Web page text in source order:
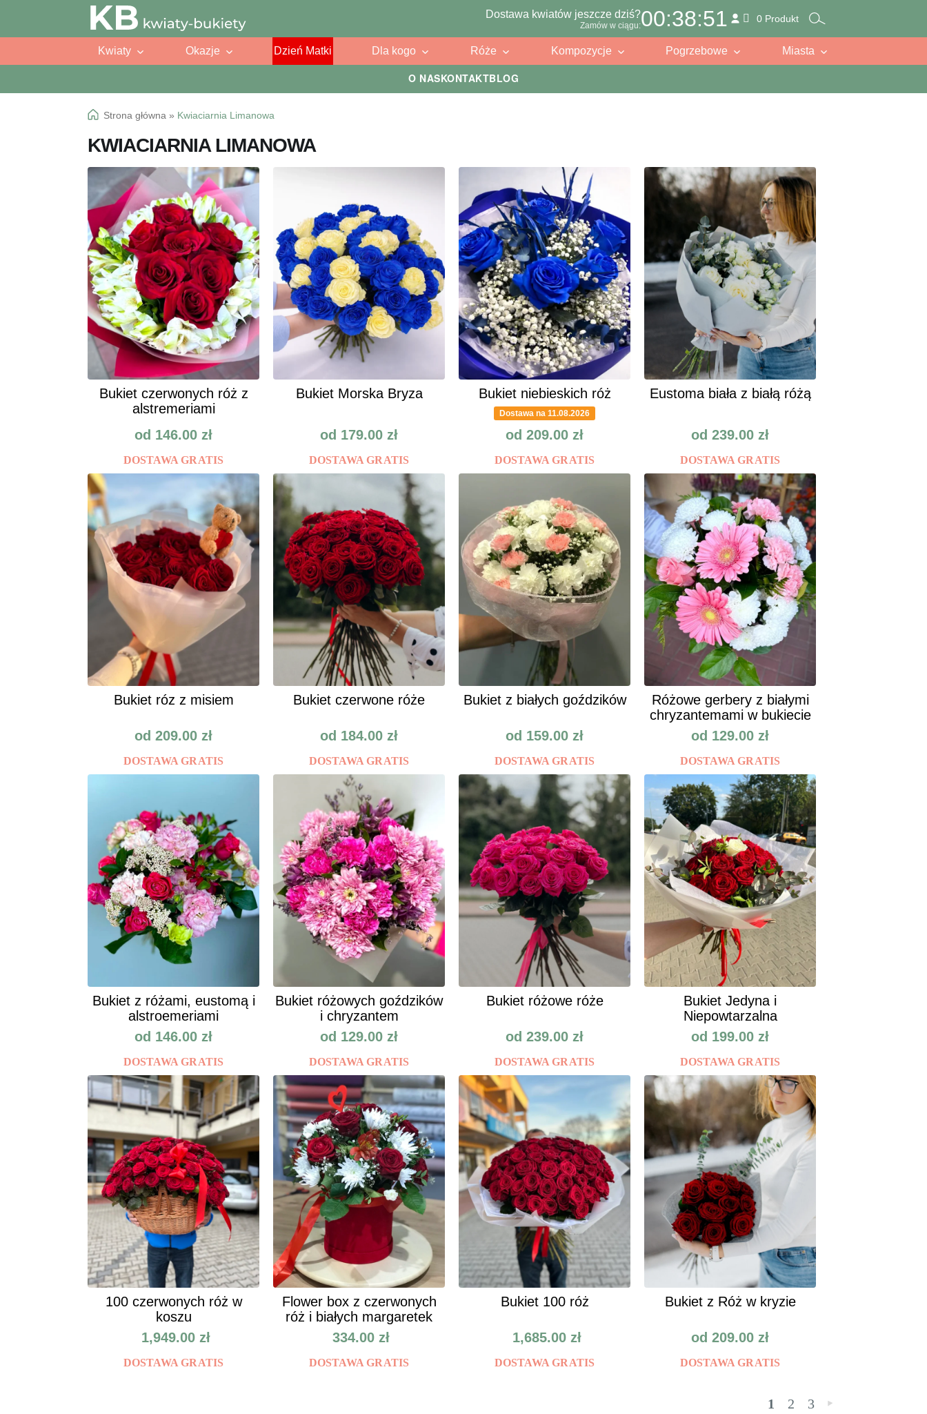
O NASKONTAKTBLOG
Przejdź
do
Przejdź
do
Dostawa kwiatów jeszcze dziś?
Zamów w ciągu:00:38:49 0 Produkt
Kwiaty Okazje Dzień Matki Dla kogo Róże Kompozycje Pogrzebowe Miasta
Strona główna » Kwiaciarnia Limanowa
KWIACIARNIA LIMANOWA
Bukiet czerwonych róż z
alstremeriami
od 146.00 zł
DOSTAWA GRATIS
Bukiet Morska Bryza
od 179.00 zł
DOSTAWA GRATIS
Bukiet niebieskich róż
Dostawa na 11.08.2026
od 209.00 zł
DOSTAWA GRATIS
Eustoma biała z białą różą
od 239.00 zł
DOSTAWA GRATIS
Bukiet róz z misiem
od 209.00 zł
DOSTAWA GRATIS
Bukiet czerwone róże
od 184.00 zł
DOSTAWA GRATIS
Bukiet z białych goździków
od 159.00 zł
DOSTAWA GRATIS
Różowe gerbery z białymi
chryzantemami w bukiecie
od 129.00 zł
DOSTAWA GRATIS
Bukiet z różami, eustomą i
alstroemeriami
od 146.00 zł
DOSTAWA GRATIS
Bukiet różowych goździków
i chryzantem
od 129.00 zł
DOSTAWA GRATIS
Bukiet różowe róże
od 239.00 zł
DOSTAWA GRATIS
Bukiet Jedyna i
Niepowtarzalna
od 199.00 zł
DOSTAWA GRATIS
100 czerwonych róż w
koszu
1,949.00 zł
DOSTAWA GRATIS
Flower box z czerwonych
róż i białych margaretek
334.00 zł
DOSTAWA GRATIS
Bukiet 100 róż
1,685.00 zł
DOSTAWA GRATIS
Bukiet z Róż w kryzie
od 209.00 zł
DOSTAWA GRATIS
1 2 3 »